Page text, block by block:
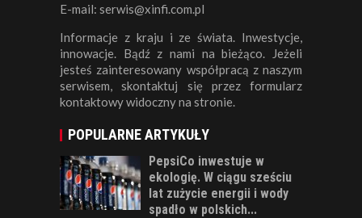
E-mail: serwis@xinfi.com.pl
Informacje z kraju i ze świata. Inwestycje,
innowacje. Bądź z nami na bieżąco. Jeżeli
jesteś zainteresowany współpracą z naszym
serwisem, skontaktuj się przez formularz
kontaktowy widoczny na stronie.
POPULARNE ARTYKUŁY
PepsiCo inwestuje w
ekologię. W ciągu sześciu
lat zużycie energii i wody
spadło w polskich...